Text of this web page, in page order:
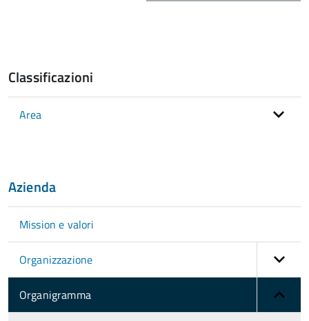
Classificazioni
Area
Azienda
Mission e valori
Organizzazione
Organigramma